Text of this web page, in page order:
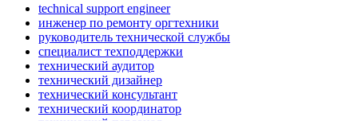
technical support engineer
инженер по ремонту оргтехники
руководитель технической службы
специалист техподдержки
технический аудитор
технический дизайнер
технический консультант
технический координатор